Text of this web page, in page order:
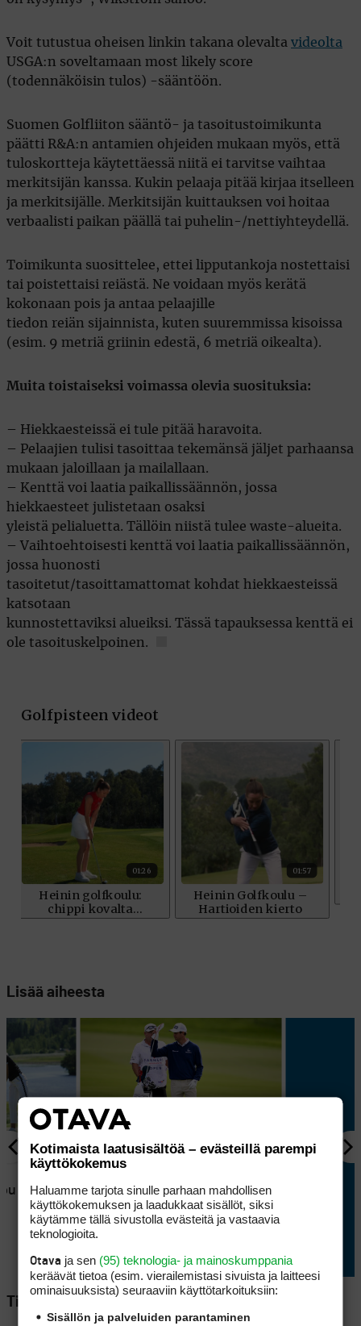
Voit tutustua oheisen linkin takana olevalta videolta
USGA:n soveltamaan most likely score
(todennäköisin tulos) -sääntöön.
Suomen Golfliiton sääntö- ja tasoitustoimikunta
päätti R&A:n antamien ohjeiden mukaan myös, että
tuloskortteja käytettäessä niitä ei tarvitse vaihtaa
merkitsijän kanssa. Kukin pelaaja pitää kirjaa itselleen
ja merkitsijälle. Merkitsijän kuittauksen voi hoitaa
verbaalisti paikan päällä tai puhelin-/nettiyhteydellä.
Toimikunta suosittelee, ettei lipputankoja nostettaisi
tai poistettaisi reiästä. Ne voidaan myös kerätä
kokonaan pois ja antaa pelaajille
tiedon reiän sijainnista, kuten suuremmissa kisoissa
(esim. 9 metriä griinin edestä, 6 metriä oikealta).
Muita toistaiseksi voimassa olevia suosituksia:
– Hiekkaesteissä ei tule pitää haravoita.
– Pelaajien tulisi tasoittaa tekemänsä jäljet parhaansa
mukaan jaloillaan ja mailallaan.
– Kenttä voi laatia paikallissäännön, jossa
hiekkaesteet julistetaan osaksi
yleistä pelialuetta. Tällöin niistä tulee waste-alueita.
– Vaihtoehtoisesti kenttä voi laatia paikallissäännön,
jossa huonosti
tasoitetut/tasoittamattomat kohdat hiekkaesteissä
katsotaan
kunnostettaviksi alueiksi. Tässä tapauksessa kenttä ei
ole tasoituskelpoinen.
Lisää aiheesta
SÄÄNNÖT
Yksi vilkuilu, iso kohu: näin
golfissa saa urkkia
vastustajan mailaa
saa
Tilaa Golfpisteen uutiskirje
Kotimaista laatusisältöä – evästeillä parempi
käyttökokemus
Haluamme tarjota sinulle parhaan mahdollisen
käyttökokemuksen ja laadukkaat sisällöt, siksi
käytämme tällä sivustolla evästeitä ja vastaavia
teknologioita.
Otava ja sen (95) teknologia- ja mainoskumppania
keräävät tietoa (esim. vierailemis­tasi sivuista ja laitteesi
ominaisuuk­sista) seuraaviin käyttötarkoituksiin:
Sisällön ja palveluiden parantaminen